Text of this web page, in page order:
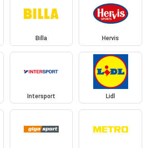
Billa Hervis
Intersport Lidl